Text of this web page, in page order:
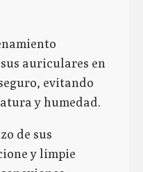
auriculares en
evitando
y humedad.
de sus
y limpie